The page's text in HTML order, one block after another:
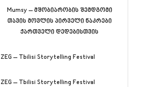
Mumsy – მშობიარობის შემდგომი
თავის მოვლის პირველი ნაკრები
ქართველი დედებისთვის
ZEG – Tbilisi Storytelling Festival
ZEG – Tbilisi Storytelling Festival